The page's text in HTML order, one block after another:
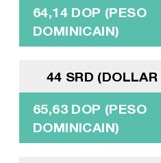
64,14 DOP (PESO
DOMINICAIN)
44 SRD
65,63 DOP (PESO
DOMINICAIN)